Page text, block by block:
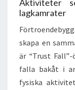
Aktiviteter
lagkamrater
skapa en
är “Trust
falla bakåt i
fysiska